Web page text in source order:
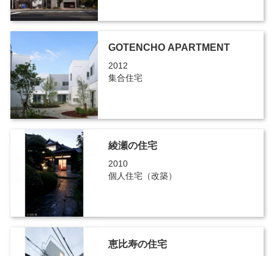
GOTENCHO APARTMENT
2012
集合住宅
綾瀬の住宅
2010
個人住宅（改築）
恵比寿の住宅